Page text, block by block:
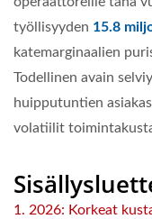
työllisyyden 15.8
katemarginaalien
Todellinen avain
huipputuntien
volatiilit
1. 2026: Korkeat